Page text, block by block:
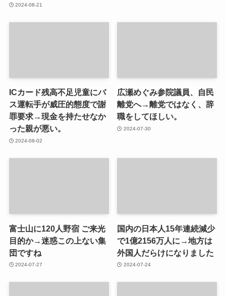
2024-08-21
ICカード残高不足児童にバ
ス運転手が威圧的態度で謝
罪要求→現金を持たせなか
った親が悪い。
2024-08-02
広瀬めぐみ参院議員、自民
離党へ→離党ではなく、辞
職をしてほしい。
2024-07-30
富士山に120人野宿 ご来光
目的か→迷惑この上ない集
団ですね
2024-07-27
国内の日本人15年連続減少
で1億2156万人に→地方は
外国人だらけになりました
2024-07-24